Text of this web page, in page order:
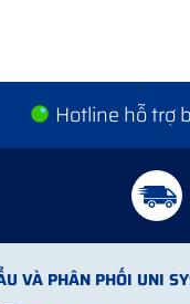
SMB
Web UI giản lược, dễ
sinh thái Cisco
mở rộng hệ thống
WiFi, nên chọn các
Hotline hỗ trợ
VÀ PHÂN PHỐI UNI